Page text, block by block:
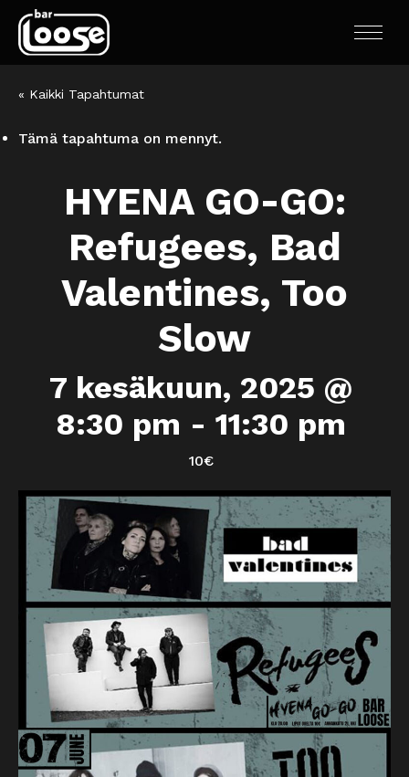
« Kaikki Tapahtumat
Tämä tapahtuma on mennyt.
HYENA GO-GO:
Refugees, Bad
Valentines, Too
Slow
7 kesäkuun, 2025 @
8:30 pm - 11:30 pm
10€